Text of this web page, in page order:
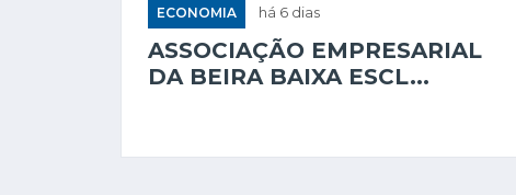
ECONOMIA há 6 dias
ASSOCIAÇÃO EMPRESARIAL
DA BEIRA BAIXA ESCL...